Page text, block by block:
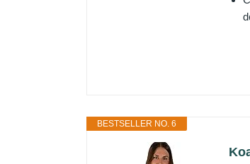
BESTSELLER NO. 6